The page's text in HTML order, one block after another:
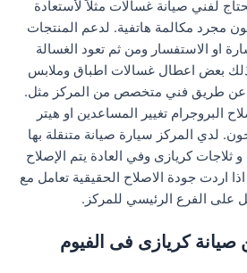
لفني صيانة غسالات مثلاً لأستعادة
مجرد مكالمة هاتفية. لدعم المنتجات
او الاستفسار ومن ثم تعود الغسالة
بعض اعطال غسالات اطباق وملابس
عن طريق فني متخصص من المركز مثل.
البروجرام تغيير المساعدين او هيتر
لدي المركز سيارة صيانة متنقلة بها
كريازى وفي العادة يتم الإصلاح
بنا. اذا اردت جودة الاصلاح الحقيقية تعامل مع
على الفرع الرئيسي للمركز.
صيانة كريازى فى الفيوم